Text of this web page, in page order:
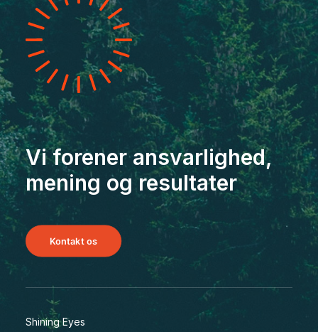
Vi forener ansvarlighed,
mening og resultater
Kontakt os
Shining Eyes